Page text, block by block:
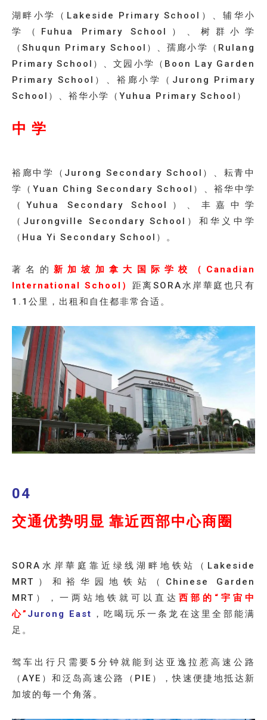
湖畔小学（Lakeside Primary School）、辅华小
学（Fuhua Primary School）、树群小学
（Shuqun Primary School）、孺廊小学（Rulang
Primary School）、文园小学（Boon Lay Garden
Primary School）、裕廊小学（Jurong Primary
School）、裕华小学（Yuhua Primary School）
中 学
裕廊中学（Jurong Secondary School）、耘青中
学（Yuan Ching Secondary School）、裕华中学
（Yuhua Secondary School）、丰嘉中学
（Jurongville Secondary School）和华义中学
（Hua Yi Secondary School）。
著名的 新加坡加拿大国际学校（Canadian
International School） 距离SORA水岸華庭也只有
1.1公里，出租和自住都非常合适。
04
交通优势明显 靠近西部中心商圈
SORA水岸華庭靠近绿线湖畔地铁站（Lakeside
MRT）和裕华园地铁站（Chinese Garden
MRT），一两站地铁就可以直达 西部的“宇宙中
心” Jurong East ，吃喝玩乐一条龙在这里全部能满
足。
驾车出行只需要5分钟就能到达亚逸拉惹高速公路
（AYE）和泛岛高速公路（PIE），快速便捷地抵达新
加坡的每一个角落。